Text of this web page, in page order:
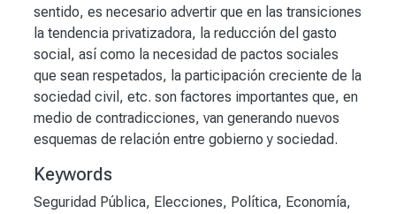
sentido, es necesario advertir que en las transiciones
la tendencia privatizadora, la reducción del gasto
social, así como la necesidad de pactos sociales
que sean respetados, la participación creciente de la
sociedad civil, etc. son factores importantes que, en
medio de contradicciones, van generando nuevos
esquemas de relación entre gobierno y sociedad.
Keywords
Seguridad Pública, Elecciones, Política, Economía,